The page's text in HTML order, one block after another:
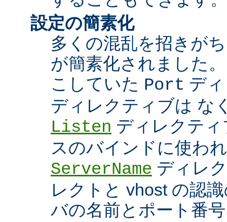
設定の簡素化
多くの混乱を招きが
が簡素化されました
こしていた Port デ
ディレクティブは な
Listen ディレクテ
スのバインドに使わ
ServerName ディレ
レクトと vhost の認
バの名前とポート番